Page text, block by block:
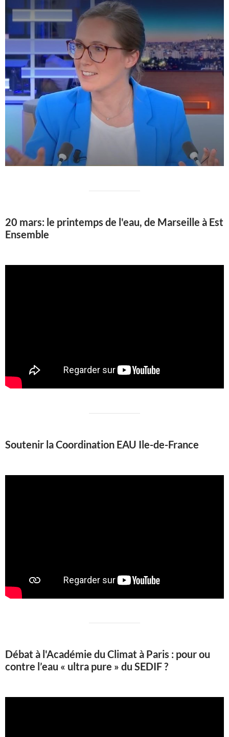
20 mars: le printemps de l'eau, de Marseille à Est
Ensemble
Soutenir la Coordination EAU Ile-de-France
Débat à l'Académie du Climat à Paris : pour ou
contre l’eau « ultra pure » du SEDIF ?